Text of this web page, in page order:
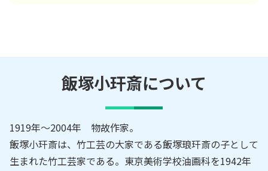
飯塚小玕斎について
1919年～2004年 物故作家。
飯塚小玕斎は、竹工芸の大家である飯塚琅玕斎の子として
生まれた竹工芸家である。東京美術学校油画科を1942年